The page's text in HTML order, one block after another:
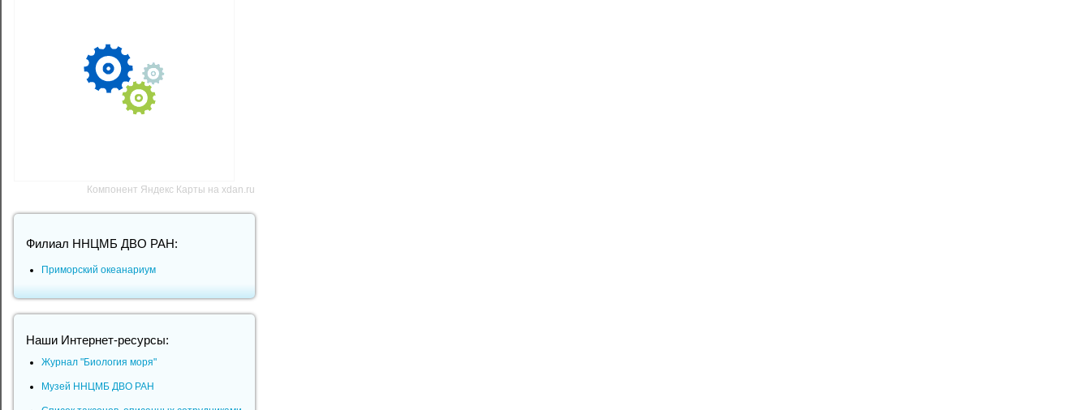
Компонент Яндекс Карты на xdan.ru
Филиал ННЦМБ ДВО РАН:
Приморский океанариум
Наши Интернет-ресурсы:
Журнал "Биология моря"
Музей ННЦМБ ДВО РАН